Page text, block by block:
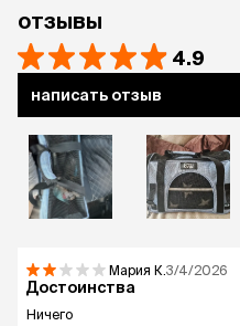
отзывы
4.9
написать отзыв
Мария К. 3/4/2026
Достоинства
Ничего